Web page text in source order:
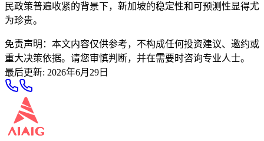
民政策普遍收紧的背景下，新加坡的稳定性和可预测性显得尤
为珍贵。
免责声明：本文内容仅供参考，不构成任何投资建议、邀约或
重大决策依据。请您审慎判断，并在需要时咨询专业人士。
最后更新: 2026年6月29日